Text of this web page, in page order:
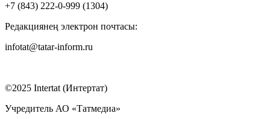
+7 (843) 222-0-999 (1304)
Редакциянең электрон почтасы:
infotat@tatar-inform.ru
©2025 Intertat (Интертат)
Учредитель АО «Татмедиа»